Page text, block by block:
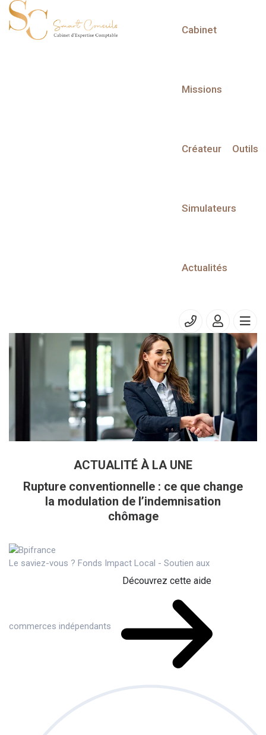
Cabinet
Missions
Créateur Outils
Simulateurs
Actualités
ACTUALITÉ À LA UNE
Rupture conventionnelle : ce que change
la modulation de l’indemnisation
chômage
Le saviez-vous ? Fonds Impact Local - Soutien aux
commerces indépendants
Découvrez cette aide